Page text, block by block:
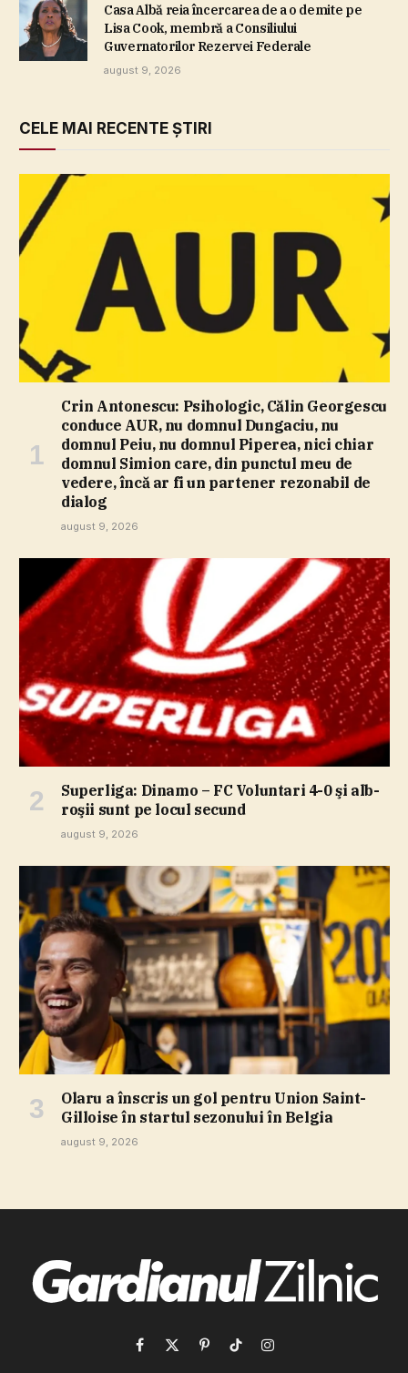
Casa Albă reia încercarea de a o demite pe
Lisa Cook, membră a Consiliului
Guvernatorilor Rezervei Federale
august 9, 2026
CELE MAI RECENTE ȘTIRI
Crin Antonescu: Psihologic, Călin Georgescu
conduce AUR, nu domnul Dungaciu, nu
domnul Peiu, nu domnul Piperea, nici chiar
domnul Simion care, din punctul meu de
vedere, încă ar fi un partener rezonabil de
dialog
august 9, 2026
Superliga: Dinamo – FC Voluntari 4-0 şi alb-
roşii sunt pe locul secund
august 9, 2026
Olaru a înscris un gol pentru Union Saint-
Gilloise în startul sezonului în Belgia
august 9, 2026
Facebook
X
PinterestTikTokInstagram